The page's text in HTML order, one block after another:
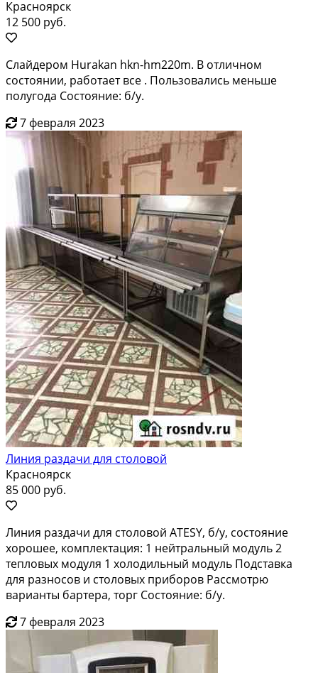
Красноярск
12 500 руб.
Слайдером Hurakan hkn-hm220m. В отличном
состоянии, работает все . Пользовались меньше
полугода Состояние: б/у.
7 февраля 2023
Линия раздачи для столовой
Красноярск
85 000 руб.
Линия раздачи для столовой ATESY, б/у, состояние
хорошее, комплектация: 1 нейтральный модуль 2
тепловых модуля 1 холодильный модуль Подставка
для разносов и столовых приборов Рассмотрю
варианты бартера, торг Состояние: б/у.
7 февраля 2023